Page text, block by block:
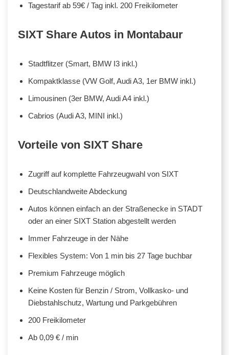
Tagestarif ab 59€ / Tag inkl. 200 Freikilometer
SIXT Share Autos in Montabaur
Stadtflitzer (Smart, BMW I3 inkl.)
Kompaktklasse (VW Golf, Audi A3, 1er BMW inkl.)
Limousinen (3er BMW, Audi A4 inkl.)
Cabrios (Audi A3, MINI inkl.)
Vorteile von SIXT Share
Zugriff auf komplette Fahrzeugwahl von SIXT
Deutschlandweite Abdeckung
Autos können einfach an der Straßenecke in STADT
oder an einer SIXT Station abgestellt werden
Immer Fahrzeuge in der Nähe
Flexibles System: Von 1 min bis 27 Tage buchbar
Premium Fahrzeuge möglich
Keine Kosten für Benzin / Strom, Vollkasko- und
Diebstahlschutz, Wartung und Parkgebühren
200 Freikilometer
Ab 0,09 € / min